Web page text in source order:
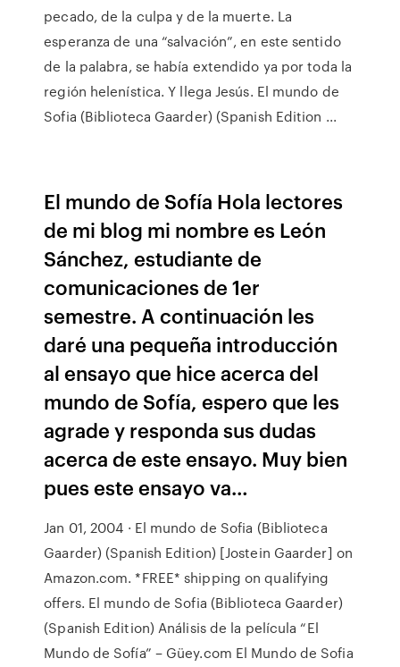
pecado, de la culpa y de la muerte. La
esperanza de una “salvación”, en este sentido
de la palabra, se había extendido ya por toda la
región helenística. Y llega Jesús. El mundo de
Sofia (Biblioteca Gaarder) (Spanish Edition ...
El mundo de Sofía Hola lectores
de mi blog mi nombre es León
Sánchez, estudiante de
comunicaciones de 1er
semestre. A continuación les
daré una pequeña introducción
al ensayo que hice acerca del
mundo de Sofía, espero que les
agrade y responda sus dudas
acerca de este ensayo. Muy bien
pues este ensayo va…
Jan 01, 2004 · El mundo de Sofia (Biblioteca
Gaarder) (Spanish Edition) [Jostein Gaarder] on
Amazon.com. *FREE* shipping on qualifying
offers. El mundo de Sofia (Biblioteca Gaarder)
(Spanish Edition) Análisis de la película “El
Mundo de Sofía” – Güey.com El Mundo de Sofia